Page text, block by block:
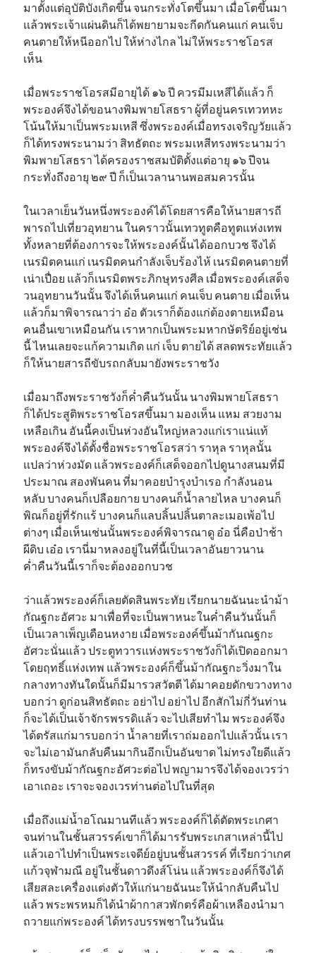
มาตั้งแต่อุบัติบังเกิดขึ้น จนกระทั่งโตขึ้นมา เมื่อโตขึ้นมา
แล้วพระเจ้าแผ่นดินก็ได้พยายามจะกีดกันคนแก่ คนเจ็บ
คนตายให้หนีออกไป ให้ห่างไกล ไม่ให้พระราชโอรส
เห็น
เมื่อพระราชโอรสมีอายุได้ ๑๖ ปี ควรมีมเหสีได้แล้ว ก็
พระองค์จึงได้ขอนางพิมพายโสธรา ผู้ที่อยู่นครเทวทหะ
โน้นให้มาเป็นพระมเหสี ซึ่งพระองค์เมื่อทรงเจริญวัยแล้ว
ก็ได้ทรงพระนามว่า สิทธัตถะ พระมเหสีทรงพระนามว่า
พิมพายโสธรา ได้ครองราชสมบัติตั้งแต่อายุ ๑๖ ปีจน
กระทั่งถึงอายุ ๒๙ ปี ก็เป็นเวลานานพอสมควรนั้น
ในเวลาเย็นวันหนึ่งพระองค์ได้โดยสารคือให้นายสารถี
พารถไปเที่ยวอุทยาน ในคราวนั้นเทวทูตคือทูตแห่งเทพ
ทั้งหลายที่ต้องการจะให้พระองค์นั้นได้ออกบวช จึงได้
เนรมิตคนแก่ เนรมิตคนกำลังเจ็บร้องไห้ เนรมิตคนตายที่
เน่าเปื่อย แล้วก็เนรมิตพระภิกษุทรงศีล เมื่อพระองค์เสด็จ
วนอุทยานวันนั้น จึงได้เห็นคนแก่ คนเจ็บ คนตาย เมื่อเห็น
แล้วก็มาพิจารณาว่า อ๋อ ตัวเราก็ต้องแก่ต้องตายเหมือน
คนอื่นเขาเหมือนกัน เราหากเป็นพระมหากษัตริย์อยู่เช่น
นี้ ไหนเลยจะแก้ความเกิด แก่ เจ็บ ตายได้ สลดพระทัยแล้ว
ก็ให้นายสารถีขับรถกลับมายังพระราชวัง
เมื่อมาถึงพระราชวังก็ค่ำคืนวันนั้น นางพิมพายโสธรา
ก็ได้ประสูติพระราชโอรสขึ้นมา มองเห็น แหม สวยงาม
เหลือเกิน อันนี้คงเป็นห่วงอันใหญ่หลวงแก่เราแน่แท้
พระองค์จึงได้ตั้งชื่อพระราชโอรสว่า ราหุล ราหุลนั้น
แปลว่าห่วงมัด แล้วพระองค์ก็เสด็จออกไปดูนางสนมที่มี
ประมาณ สองพันคน ที่มาคอยบำรุงบำเรอ กำลังนอน
หลับ บางคนก็เปลือยกาย บางคนก็น้ำลายไหล บางคนก็
พิณก็อยู่ที่รักแร้ บางคนก็แลบลิ้นปลิ้นตาละเมอเพ้อไป
ต่างๆ เมื่อเห็นเช่นนั้นพระองค์พิจารณาดู อ๋อ นี่คือป่าช้า
ผีดิบ เอ๋อ เรานี่มาหลงอยู่ในที่นี้เป็นเวลาอันยาวนาน
ค่ำคืนวันนี้เราก็จะต้องออกบวช
ว่าแล้วพระองค์ก็เลยตัดสินพระทัย เรียกนายฉันนะนำม้า
กัณฐกะอัศวะ มาเพื่อที่จะเป็นพาหนะในค่ำคืนวันนั้นก็
เป็นเวลาเพ็ญเดือนหงาย เมื่อพระองค์ขึ้นม้ากันณฐกะ
อัศวะนั่นแล้ว ประตูทวารแห่งพระราชวังก็ได้เปิดออกมา
โดยฤทธิ์แห่งเทพ แล้วพระองค์ก็ขึ้นม้ากัณฐกะวิ่งมาใน
กลางทางทันใดนั้นก็มีมารวสวัตตี ได้มาคอยดักขวางทาง
บอกว่า ดูก่อนสิทธัตถะ อย่าไป อย่าไป อีกสักไม่กี่วันท่าน
ก็จะได้เป็นเจ้าจักรพรรดิแล้ว จะไปเสียทำไม พระองค์จึง
ได้ตรัสแก่มารบอกว่า น้ำลายที่เราถ่มออกไปแล้วนั้น เรา
จะไม่เอามันกลับคืนมากินอีกเป็นอันขาด ไม่ทรงใยดีแล้ว
ก็ทรงขับม้ากัณฐกะอัศวะต่อไป พญามารจึงได้จองเวรว่า
เอาเถอะ เราจะจองเวรท่านต่อไปในที่สุด
เมื่อถึงแม่น้ำอโณมานทีแล้ว พระองค์ก็ได้ตัดพระเกศา
จนท่านในชั้นสวรรค์เขาก็ได้มารรับพระเกสาเหล่านี้ไป
แล้วเอาไปทำเป็นพระเจดีย์อยู่บนชั้นสวรรค์ ที่เรียกว่าเกศ
แก้วจุฬามณี อยู่ในชั้นดาวดึงส์โน่น แล้วพระองค์ก็จึงได้
เสียสละเครื่องแต่งตัวให้แก่นายฉันนะให้นำกลับคืนไป
แล้ว พระพรหมก็ได้นำผ้ากาสวพักตร์คือผ้าเหลืองนำมา
ถวายแก่พระองค์ ได้ทรงบรรพชาในวันนั้น